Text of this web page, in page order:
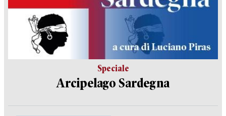
Speciale
Arcipelago Sardegna